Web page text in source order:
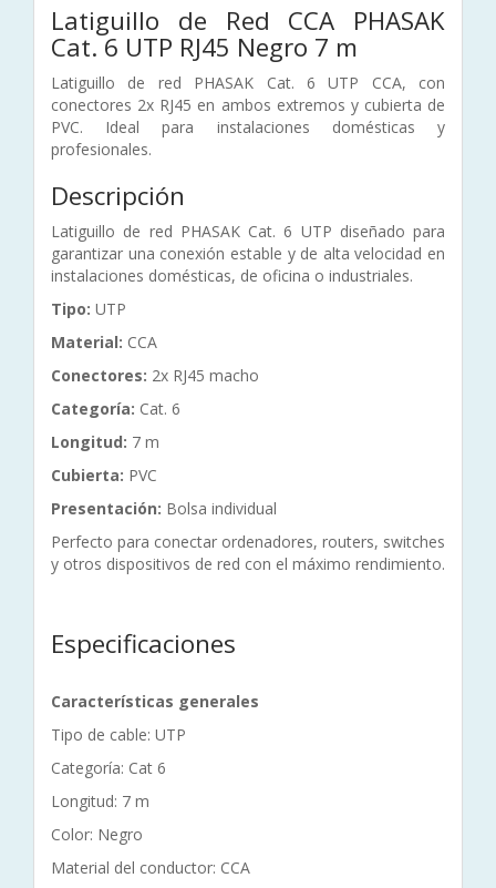
Latiguillo de Red CCA PHASAK
Cat. 6 UTP RJ45 Negro 7 m
Latiguillo de red PHASAK Cat. 6 UTP CCA, con
conectores 2x RJ45 en ambos extremos y cubierta de
PVC. Ideal para instalaciones domésticas y
profesionales.
Descripción
Latiguillo de red PHASAK Cat. 6 UTP diseñado para
garantizar una conexión estable y de alta velocidad en
instalaciones domésticas, de oficina o industriales.
Tipo: UTP
Material: CCA
Conectores: 2x RJ45 macho
Categoría: Cat. 6
Longitud: 7 m
Cubierta: PVC
Presentación: Bolsa individual
Perfecto para conectar ordenadores, routers, switches
y otros dispositivos de red con el máximo rendimiento.
Especificaciones
Características generales
Tipo de cable: UTP
Categoría: Cat 6
Longitud: 7 m
Color: Negro
Material del conductor: CCA